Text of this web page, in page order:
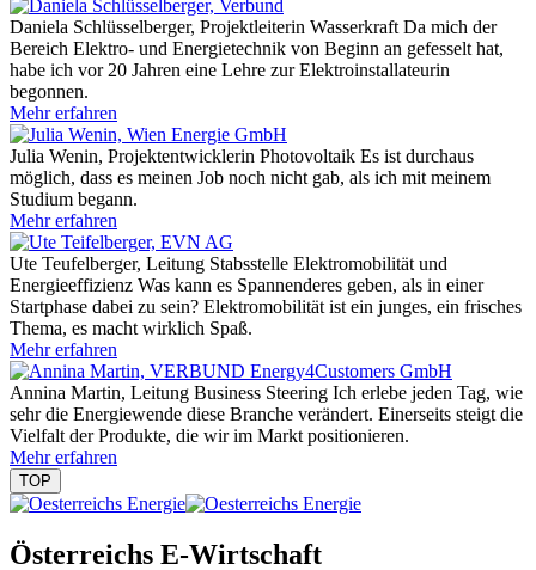
Daniela Schlüsselberger, Projektleiterin Wasserkraft Da mich der
Bereich Elektro- und Energietechnik von Beginn an gefesselt hat,
habe ich vor 20 Jahren eine Lehre zur Elektroinstallateurin
begonnen.
Mehr erfahren
Julia Wenin, Projektentwicklerin Photovoltaik Es ist durchaus
möglich, dass es meinen Job noch nicht gab, als ich mit meinem
Studium begann.
Mehr erfahren
Ute Teufelberger, Leitung Stabsstelle Elektromobilität und
Energieeffizienz Was kann es Spannenderes geben, als in einer
Startphase dabei zu sein? Elektromobilität ist ein junges, ein frisches
Thema, es macht wirklich Spaß.
Mehr erfahren
Annina Martin, Leitung Business Steering Ich erlebe jeden Tag, wie
sehr die Energiewende diese Branche verändert. Einerseits steigt die
Vielfalt der Produkte, die wir im Markt positionieren.
Mehr erfahren
TOP
Österreichs E-Wirtschaft